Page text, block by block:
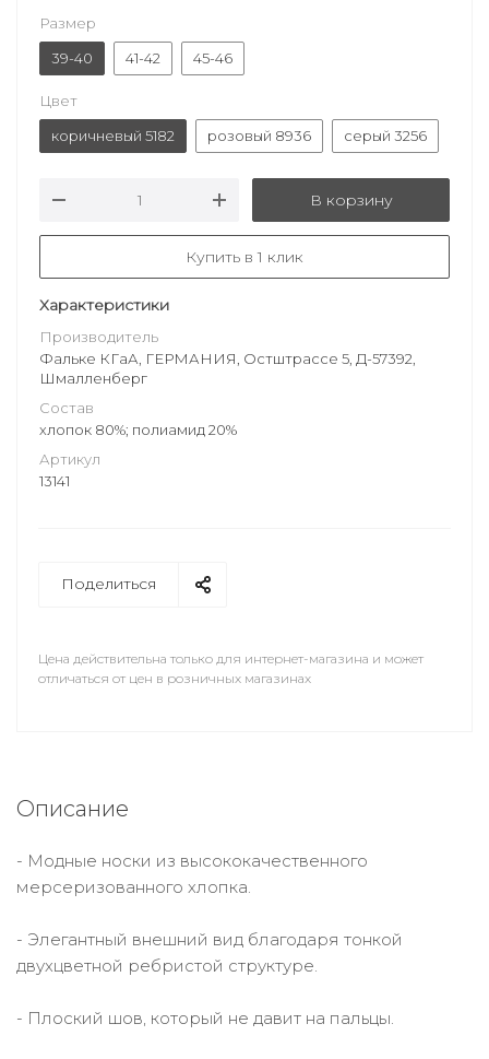
Размер
39-40
41-42 45-46
Цвет
коричневый 5182
розовый 8936 серый 3256
В корзину
Купить в 1 клик
Характеристики
Производитель
Фальке КГаА, ГЕРМАНИЯ, Остштрассе 5, Д-57392,
Шмалленберг
Состав
хлопок 80%; полиамид 20%
Артикул
13141
Поделиться
Цена действительна только для интернет-магазина и может
отличаться от цен в розничных магазинах
Описание
- Модные носки из высококачественного
мерсеризованного хлопка.
- Элегантный внешний вид благодаря тонкой
двухцветной ребристой структуре.
- Плоский шов, который не давит на пальцы.